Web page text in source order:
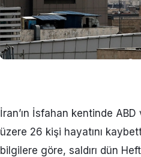
İran’ın İsfahan kentinde
üzere 26 kişi hayatını
bilgilere göre, saldırı dün